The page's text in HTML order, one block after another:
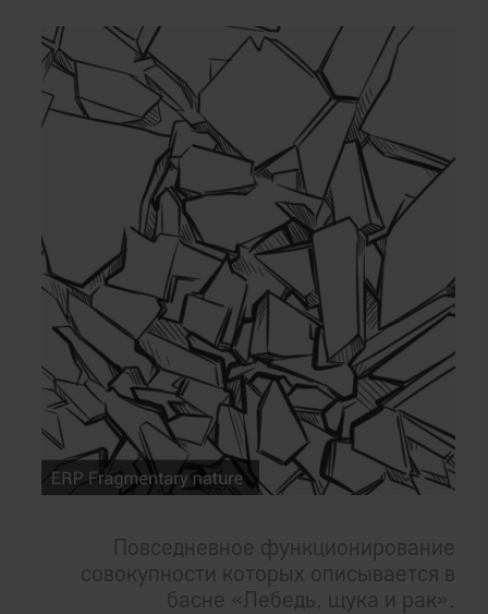
Повседневное функционирование
совокупности которых описывается в
басне «Лебедь, щука и рак».